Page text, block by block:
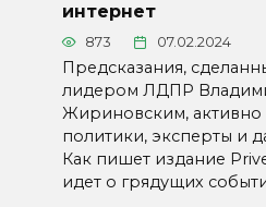
интернет
873 07.02.2024
Предсказания,
лидером ЛДПР
Жириновским, активно
политики, эксперты и
Как пишет издание
идет о грядущих